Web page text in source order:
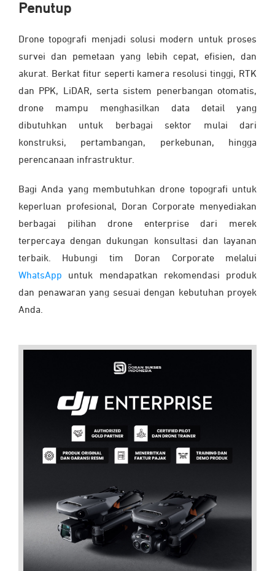
Penutup
Drone topografi menjadi solusi modern untuk proses
survei dan pemetaan yang lebih cepat, efisien, dan
akurat. Berkat fitur seperti kamera resolusi tinggi, RTK
dan PPK, LiDAR, serta sistem penerbangan otomatis,
drone mampu menghasilkan data detail yang
dibutuhkan untuk berbagai sektor mulai dari
konstruksi, pertambangan, perkebunan, hingga
perencanaan infrastruktur.
Bagi Anda yang membutuhkan drone topografi untuk
keperluan profesional, Doran Corporate menyediakan
berbagai pilihan drone enterprise dari merek
terpercaya dengan dukungan konsultasi dan layanan
terbaik. Hubungi tim Doran Corporate melalui
WhatsApp untuk mendapatkan rekomendasi produk
dan penawaran yang sesuai dengan kebutuhan proyek
Anda.